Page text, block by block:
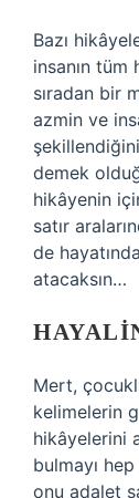
Bazı
insanın tüm
sıradan bir
azmin ve
demek
hikâyenin
satır
de
atacaksın…
Mert,
kelimelerin
hikâyelerini
bulmayı
onu adalet